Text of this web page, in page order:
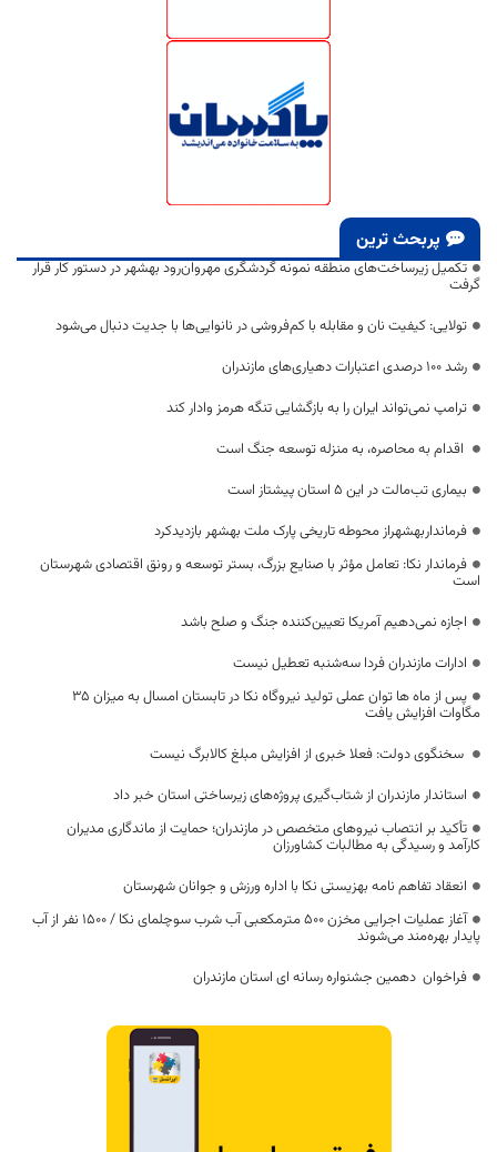
پربحث ترین
تکمیل زیرساخت‌های منطقه نمونه گردشگری مهروان‌رود بهشهر در دستور کار قرار
گرفت
تولایی: کیفیت نان و مقابله با کم‌فروشی در نانوایی‌ها با جدیت دنبال می‌شود
رشد ۱۰۰ درصدی اعتبارات دهیاری‌های مازندران
ترامپ نمی‌تواند ایران را به بازگشایی تنگه هرمز وادار کند
اقدام به محاصره، به منزله توسعه جنگ است
بیماری تب‌مالت در این ۵ استان پیشتاز است
فرمانداربهشهراز محوطه تاریخی پارک ملت بهشهر بازدیدکرد
فرماندار نکا: تعامل مؤثر با صنایع بزرگ، بستر توسعه و رونق اقتصادی شهرستان
است
اجازه نمی‌دهیم آمریکا تعیین‌کننده جنگ و صلح باشد
ادارات مازندران فردا سه‌شنبه تعطیل نیست
پس از ماه ها توان عملی تولید نیروگاه نکا در تابستان امسال به میزان ۳۵
مگاوات افزایش یافت
سخنگوی دولت: فعلا خبری از افزایش مبلغ کالابرگ نیست
استاندار مازندران از شتاب‌گیری پروژه‌های زیرساختی استان خبر داد
تأکید بر انتصاب نیروهای متخصص در مازندران؛ حمایت از ماندگاری مدیران
کارآمد و رسیدگی به مطالبات کشاورزان
انعقاد تفاهم نامه بهزیستی نکا با اداره ورزش و جوانان شهرستان
آغاز عملیات اجرایی مخزن ۵۰۰ مترمکعبی آب شرب سوچلمای نکا / ۱۵۰۰ نفر از آب
پایدار بهره‌مند می‌شوند
فراخوان دهمین جشنواره رسانه ای استان مازندران